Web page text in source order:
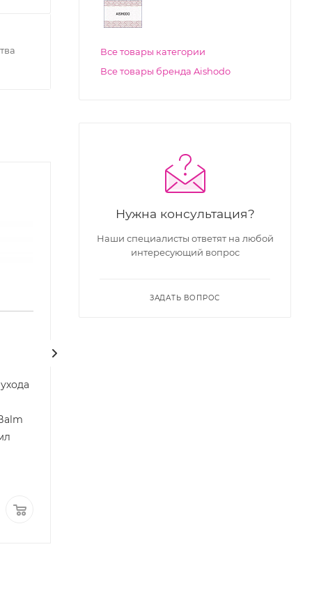
Все товары категории
Все товары бренда Aishodo
Нужна консультация?
Наши специалисты ответят на любой
интересующий вопрос
ЗАДАТЬ ВОПРОС